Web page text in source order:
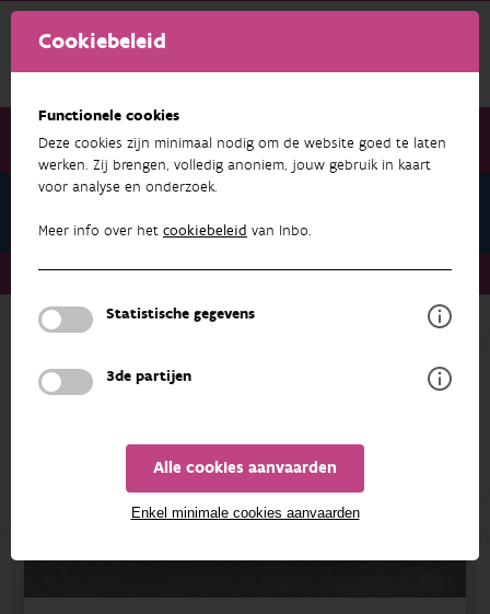
Cookiebeleid
Functionele cookies
Deze cookies zijn minimaal nodig om de website goed te laten
werken. Zij brengen, volledig anoniem, jouw gebruik in kaart
voor analyse en onderzoek.
Meer info over het cookiebeleid van Inbo.
Statistische gegevens
3de partijen
Alle cookies aanvaarden
Enkel minimale cookies aanvaarden
Pers DNA-analyses Kalmthout en Turnhout afgerond
Terug naar overzicht